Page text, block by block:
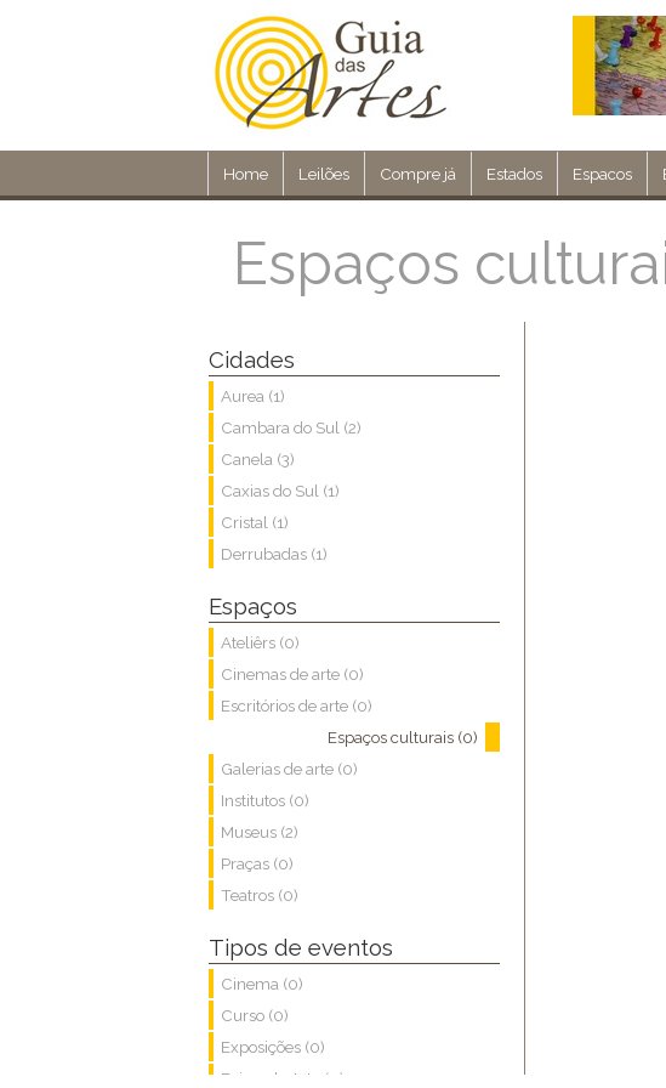
Home Leilões Compre já Estados Espacos
Espaços
Cidades
Aurea (1)
Cambara do Sul (2)
Canela (3)
Caxias do Sul (1)
Cristal (1)
Derrubadas (1)
Espaços
Ateliêrs (0)
Cinemas de arte (0)
Escritórios de arte (0)
Espaços culturais (0)
Galerias de arte (0)
Institutos (0)
Museus (2)
Praças (0)
Teatros (0)
Tipos de eventos
Cinema (0)
Curso (0)
Exposições (0)
Feiras de Arte (0)